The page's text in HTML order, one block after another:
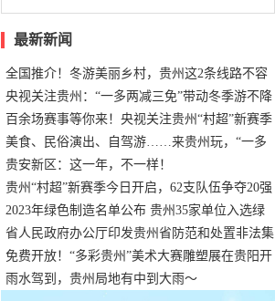
最新新闻
全国推介！冬游美丽乡村，贵州这2条线路不容
错过
央视关注贵州：“一多两减三免”带动冬季游不降
温
百余场赛事等你来！央视关注贵州“村超”新赛季
正式“打响”
美食、民俗演出、自驾游……来贵州玩，“一多
两减三免”！
贵安新区：这一年，不一样！
贵州“村超”新赛季今日开启，62支队伍争夺20强
名额
2023年绿色制造名单公布 贵州35家单位入选绿
色工厂
省人民政府办公厅印发贵州省防范和处置非法集
资工作实施细则
免费开放！“多彩贵州”美术大赛雕塑展在贵阳开
展，持续至1月19日
雨水驾到，贵州局地有中到大雨～